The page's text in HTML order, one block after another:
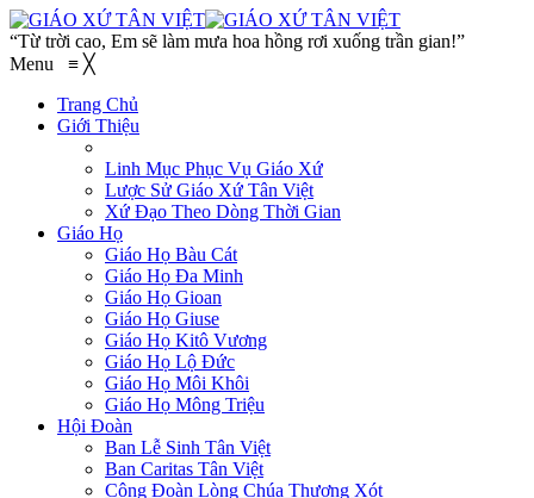
“Từ trời cao, Em sẽ làm mưa hoa hồng rơi xuống trần gian!”
Menu ≡ ╳
Trang Chủ
Giới Thiệu
Linh Mục Phục Vụ Giáo Xứ
Lược Sử Giáo Xứ Tân Việt
Xứ Đạo Theo Dòng Thời Gian
Giáo Họ
Giáo Họ Bàu Cát
Giáo Họ Đa Minh
Giáo Họ Gioan
Giáo Họ Giuse
Giáo Họ Kitô Vương
Giáo Họ Lộ Đức
Giáo Họ Môi Khôi
Giáo Họ Mông Triệu
Hội Đoàn
Ban Lễ Sinh Tân Việt
Ban Caritas Tân Việt
Cộng Đoàn Lòng Chúa Thương Xót